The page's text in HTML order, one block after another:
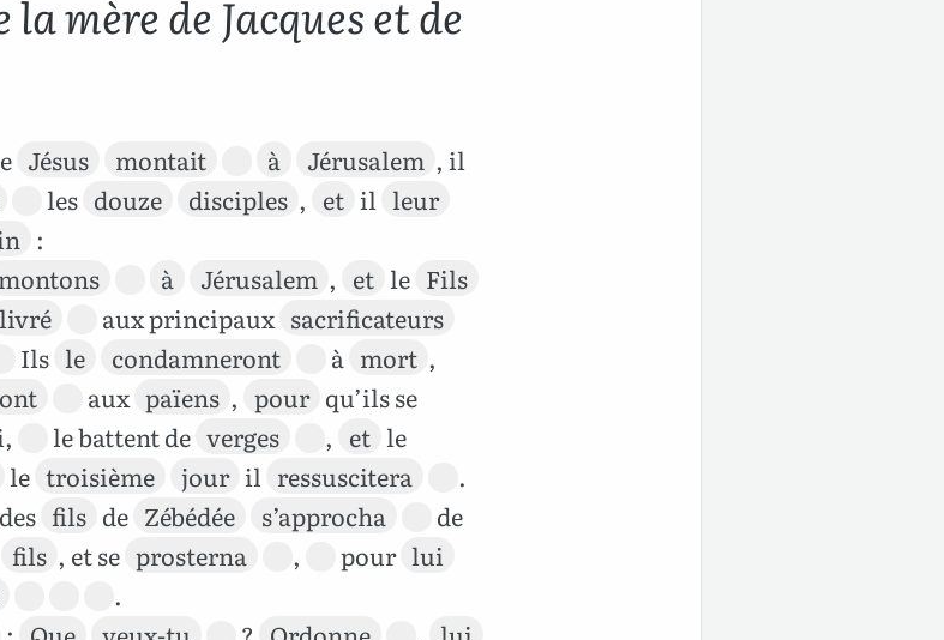
mère de Jacques et de
Jésus montait à Jérusalem , il
les douze disciples , et il leur
:
montons à Jérusalem , et le Fils
livré aux principaux sacrificateurs
Ils le condamneront à mort ,
aux païens , pour qu’ils se
le battent de verges , et le
le troisième jour il ressuscitera .
des fils de Zébédée s’approcha
de
fils , et se prosterna , pour lui
.